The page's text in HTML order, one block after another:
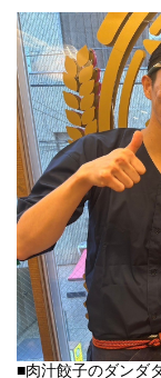
「肉汁餃子のダン
スタッフみんなが下
フランクで楽しい
■肉汁餃子のダンダ